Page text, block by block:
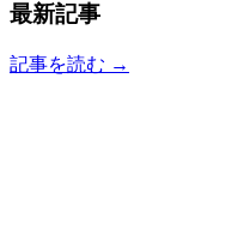
最新記事
記事を読む →